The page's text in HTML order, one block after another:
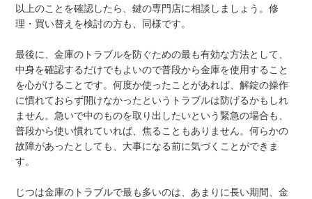
以上のことを確認したら、鍵の専門店に相談しましょう。修
理・買い替えを検討の方も、同様です。
最後に、金庫のトラブルを防ぐための最も有効な方法として、
中身を確認するだけでもよいので普段から金庫を使用すること
を心がけることです。何度か使ったことがあれば、解錠の操作
に慣れておらず開けなかったというトラブルは防げるかもしれ
ません。急いで中のものを取り出したいという緊急の場合も、
普段から使い慣れていれば、焦ることもありません。何らかの
故障があったとしても、大事になる前に気づくことができま
す。
じつは金庫のトラブルで最も多いのは、あまりに長い期間、金